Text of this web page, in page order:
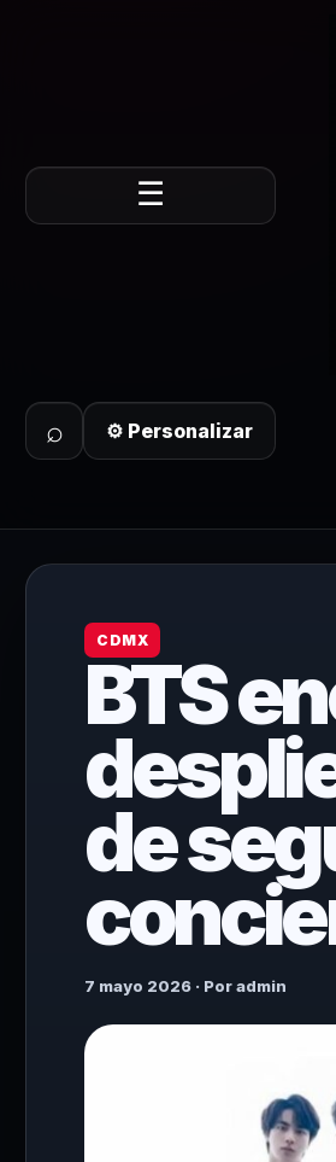
☰
⌕ ⚙ Personalizar
CDMX
BTS
de
7 mayo 2026 · Por admin